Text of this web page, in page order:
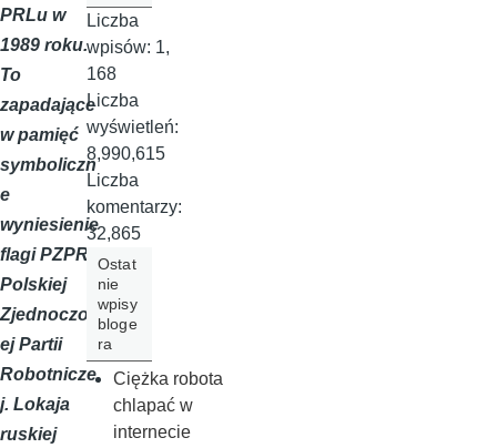
PRLu w
1989 roku.
To
zapadające
w pamięć
symboliczn
e
wyniesienie
flagi PZPR -
Polskiej
Zjednoczon
ej Partii
Robotnicze
j. Lokaja
ruskiej
Liczba
wpisów: 1,
168
Liczba
wyświetleń:
8,990,615
Liczba
komentarzy:
32,865
Ostat
nie
wpisy
bloge
ra
Ciężka robota
chlapać w
internecie